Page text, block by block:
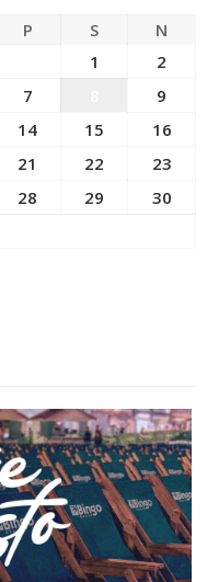
P S
N
1
2
7
9
14 15
16
21 22
23
28 29
30